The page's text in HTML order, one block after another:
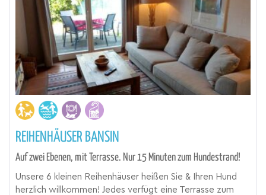
REIHENHÄUSER BANSIN
Auf zwei Ebenen, mit Terrasse. Nur 15 Minuten zum Hundestrand!
Unsere 6 kleinen Reihenhäuser heißen Sie & Ihren Hund
herzlich willkommen! Jedes verfügt eine Terrasse zum